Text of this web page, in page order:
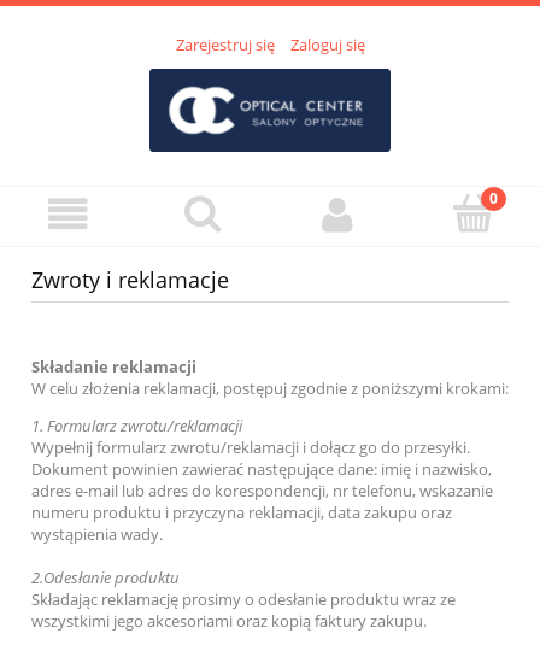
Zarejestruj się Zaloguj się
Zwroty i reklamacje
Składanie reklamacji
W celu złożenia reklamacji, postępuj zgodnie z poniższymi krokami:
1. Formularz zwrotu/reklamacji
Wypełnij formularz zwrotu/reklamacji i dołącz go do przesyłki.
Dokument powinien zawierać następujące dane: imię i nazwisko,
adres e-mail lub adres do korespondencji, nr telefonu, wskazanie
numeru produktu i przyczyna reklamacji, data zakupu oraz
wystąpienia wady.
2.Odesłanie produktu
Składając reklamację prosimy o odesłanie produktu wraz ze
wszystkimi jego akcesoriami oraz kopią faktury zakupu.